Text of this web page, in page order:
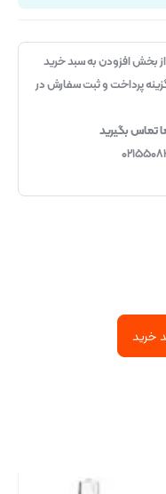
بخش افزودن به سبد خرید
پرداخت و ثبت سفارش در
تماس بگیرید
خرید